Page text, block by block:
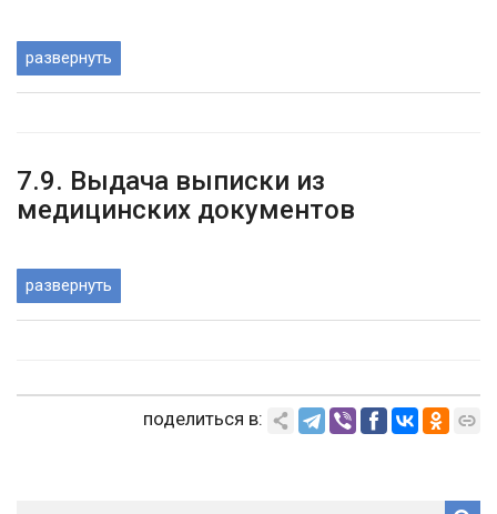
развернуть
7.9. Выдача выписки из
медицинских документов
развернуть
поделиться в: